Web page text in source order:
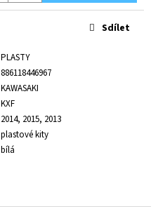
PLASTY
886118446967
KAWASAKI
KXF
2014, 2015, 2013
plastové kity
bílá
Sdílet